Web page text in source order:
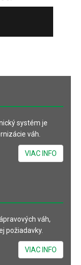
systém je
váh.
VIAC INFO
váh,
požiadavky.
VIAC INFO